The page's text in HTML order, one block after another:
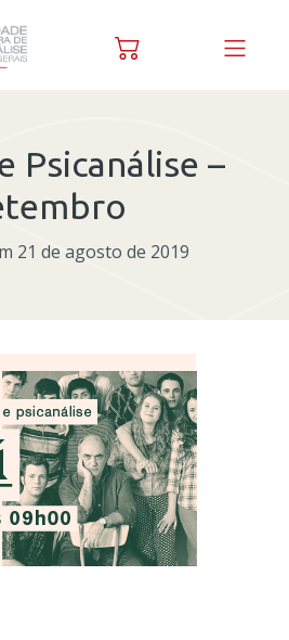
Psicanálise –
21 de agosto de 2019